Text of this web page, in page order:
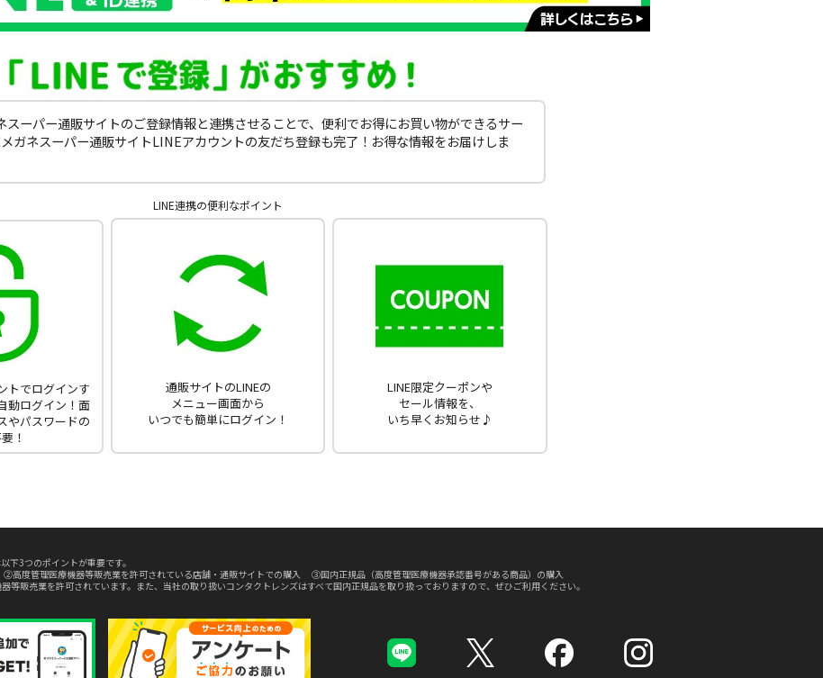
スーパー通販サイトのご登録情報と連携させることで、便利でお得にお買い物ができるサー
ガネスーパー通販サイトLINEアカウントの友だち登録も完了！お得な情報をお届けしま
LINE連携の便利なポイント
トでログインす
動ログイン！面
やパスワードの
！
通販サイトのLINEの
メニュー画面から
いつでも簡単にログイン！
LINE限定クーポンや
セール情報を、
いち早くお知らせ♪
下3つのポイントが重要です。
度管理医療機器等販売業を許可されている店舗・通販サイトでの購入 ③国内正規品（高度管理医療機器承認番号がある商品）の購入
等販売業を許可されています。また、当社の取り扱いコンタクトレンズはすべて国内正規品を取り扱っておりますので、ぜひご利用ください。